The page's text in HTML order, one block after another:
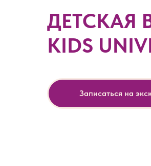
ДЕТСКАЯ
KIDS
Записаться на